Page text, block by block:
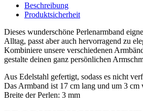
gold
Menge
Beschreibung
Produktsicherheit
Dieses wunderschöne Perlenarmband
Alltag, passt aber auch hervorragend zu
Kombiniere unsere verschiedenen
gestalte deinen ganz persönlichen
Aus Edelstahl gefertigt, sodass es nicht
Das Armband ist 17 cm lang und um 3 cm
Breite der Perlen: 3 mm